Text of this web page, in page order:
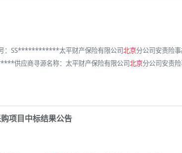
：SS************太平财产保险有限公司北京分公司安责险
供应商寻源名称：太平财产保险有限公司北京分公司安责
项目中标结果公告